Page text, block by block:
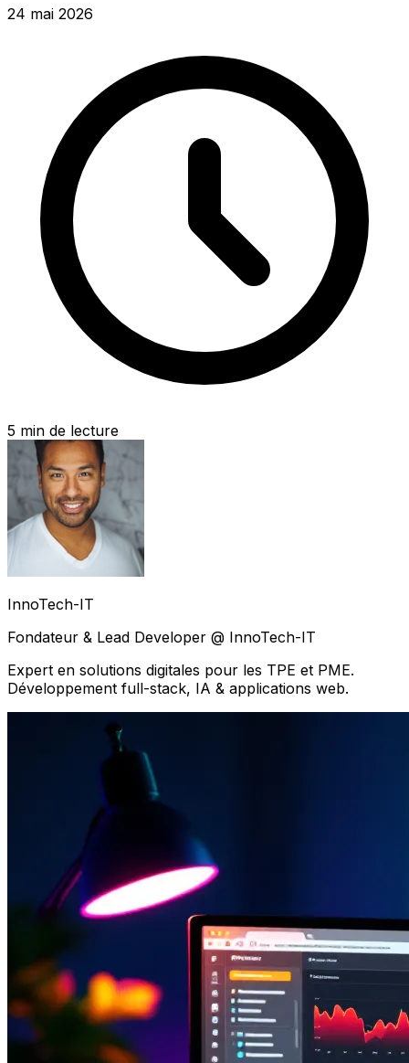
24 mai 2026
5 min de lecture
InnoTech-IT
Fondateur & Lead Developer @ InnoTech-IT
Expert en solutions digitales pour les TPE et PME.
Développement full-stack, IA & applications web.